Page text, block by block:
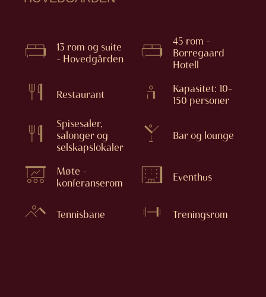
13 rom og suite
– Hovedgården
45 rom –
Borregaard
Hotell
Restaurant
Kapasitet: 10–
150 personer
Spisesaler,
salonger og
selskapslokaler
Bar og lounge
Møte –
konferanserom
Eventhus
Tennisbane Treningsrom